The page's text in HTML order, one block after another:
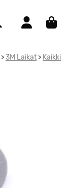
> 3M Laikat > Kaikki